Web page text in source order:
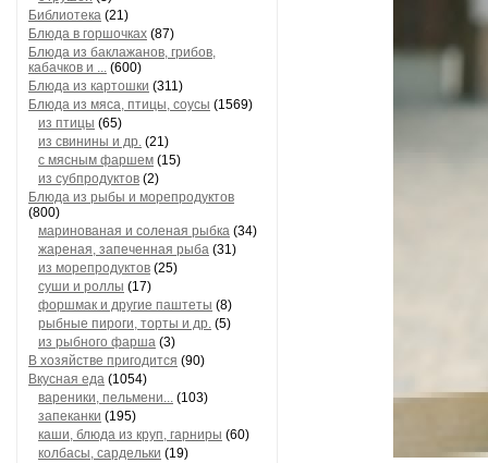
Библиотека (21)
Блюда в горшочках (87)
Блюда из баклажанов, грибов,
кабачков и ... (600)
Блюда из картошки (311)
Блюда из мяса, птицы, соусы (1569)
из птицы (65)
из свинины и др. (21)
с мясным фаршем (15)
из субпродуктов (2)
Блюда из рыбы и морепродуктов
(800)
маринованая и соленая рыбка (34)
жареная, запеченная рыба (31)
из морепродуктов (25)
суши и роллы (17)
форшмак и другие паштеты (8)
рыбные пироги, торты и др. (5)
из рыбного фарша (3)
В хозяйстве пригодится (90)
Вкусная еда (1054)
вареники, пельмени... (103)
запеканки (195)
каши, блюда из круп, гарниры (60)
колбасы, сардельки (19)